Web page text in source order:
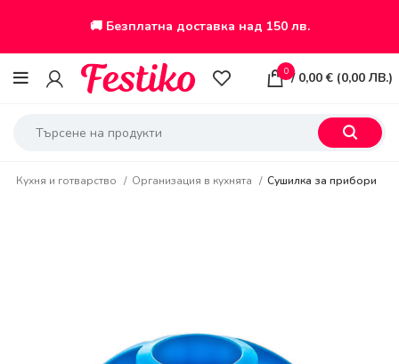
🚚 Безплатна доставка над 150 лв.
0 / 0,00€ (0,00 ЛВ.)
Кухня и готварство Организация в кухнята Сушилка за прибори